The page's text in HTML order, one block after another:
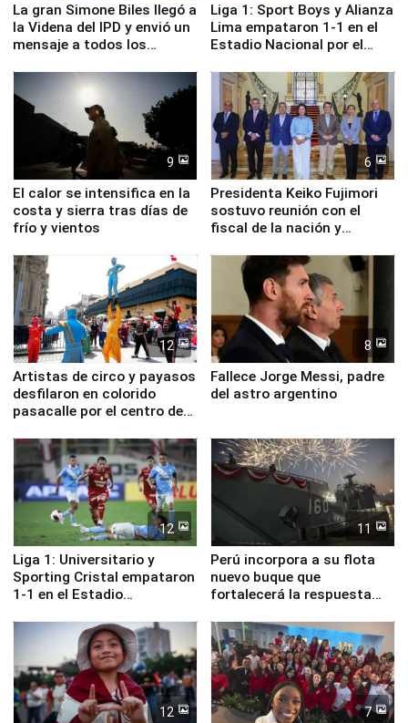
La gran Simone Biles llegó a
la Videna del IPD y envió un
mensaje a todos los
Liga 1: Sport Boys y Alianza
Lima empataron 1-1 en el
Estadio Nacional por el
9
El calor se intensifica en la
costa y sierra tras días de
frío y vientos
6
Presidenta Keiko Fujimori
sostuvo reunión con el
fiscal de la nación y
12
Artistas de circo y payasos
desfilaron en colorido
pasacalle por el centro de
8
Fallece Jorge Messi, padre
del astro argentino
12
Liga 1: Universitario y
Sporting Cristal empataron
1-1 en el Estadio
11
Perú incorpora a su flota
nuevo buque que
fortalecerá la respuesta
12 7